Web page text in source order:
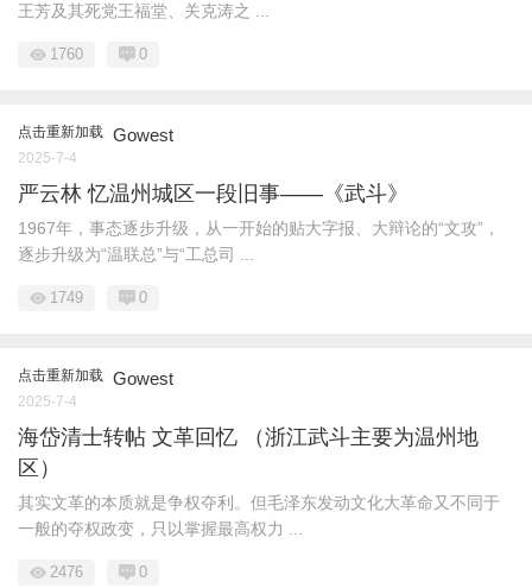
王芳及其死党王福堂、关克涛之 ...
1760 0
点击重新加载 Gowest
2025-7-4
严云林 忆温州城区一段旧事——《武斗》
1967年，事态逐步升级，从一开始的贴大字报、大辩论的“文攻”，
逐步升级为“温联总”与“工总司 ...
1749 0
点击重新加载 Gowest
2025-7-4
海岱清士转帖 文革回忆 （浙江武斗主要为温州地
区）
其实文革的本质就是争权夺利。但毛泽东发动文化大革命又不同于
一般的夺权政变，只以掌握最高权力 ...
2476 0